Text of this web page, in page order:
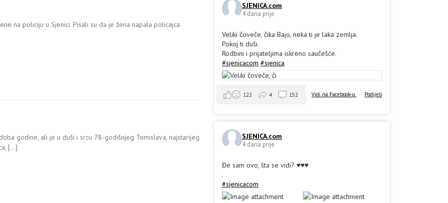
na policiju u Sjenici. Pisali su da je žena napala policajca
godine, ali je u duši i srcu 78-godišnjeg Tomislava, najstarijeg
[…]
SJENICA.com
4 dana prije
Veliki čoveče, čika Bajo, neka ti je laka zemlja.
Pokoj ti duši.
Rodbini i prijateljima iskreno saučešće.
#sjenicacom #sjenica
Vidi na Facebook-u · Podijeli
122 4 152
SJENICA.com
4 dana prije
Đe sam ovo, šta se vidi? ♥️♥️♥️
.
#sjenicacom